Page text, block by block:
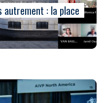
autrement : la place